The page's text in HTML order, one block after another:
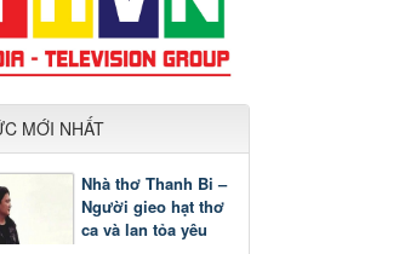
MỚI NHẤT
Nhà thơ Thanh Bi –
Người gieo hạt thơ
ca và lan tỏa yêu